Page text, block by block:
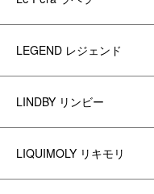
LEGEND レジェンド
LINDBY リンビー
LIQUIMOLY リキモリ